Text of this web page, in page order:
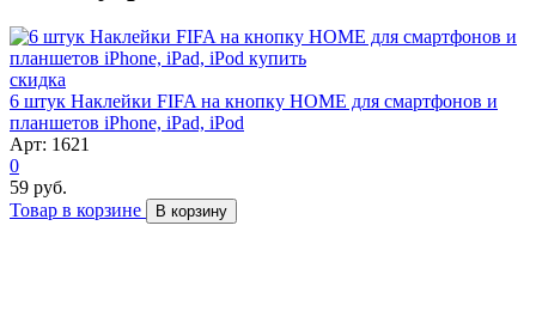
скидка
6 штук Наклейки FIFA на кнопку HOME для смартфонов и
планшетов iPhone, iPad, iPod
Арт: 1621
0
59 руб.
Товар в корзине
В корзину